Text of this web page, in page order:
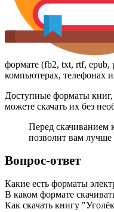
формате (fb2, txt, rtf, epub,
компьютерах, телефонах
Доступные форматы
можете скачать их без
Перед скачиванием
позволит вам лучше
Вопрос-ответ
Какие есть форматы
В каком формате
Как скачать книгу